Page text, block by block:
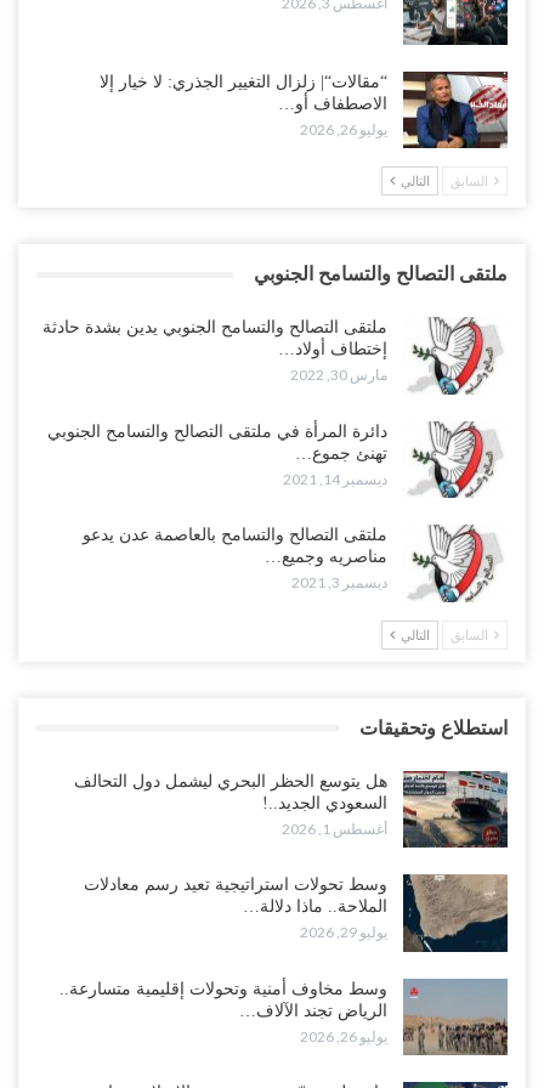
“مقالات“| زلزال التغيير الجذري: لا خيار إلا
الاصطفاف أو…
يوليو 26, 2026
السابق التالي
ملتقى التصالح والتسامح الجنوبي
ملتقى التصالح والتسامح الجنوبي يدين بشدة حادثة
إختطاف أولاد…
مارس 30, 2022
دائرة المرأة في ملتقى التصالح والتسامح الجنوبي
تهنئ جموع…
ديسمبر 14, 2021
ملتقى التصالح والتسامح بالعاصمة عدن يدعو
مناصريه وجميع…
ديسمبر 3, 2021
السابق التالي
استطلاع وتحقيقات
هل يتوسع الحظر البحري ليشمل دول التحالف
السعودي الجديد..!
أغسطس 1, 2026
وسط تحولات استراتيجية تعيد رسم معادلات
الملاحة.. ماذا دلالة…
يوليو 29, 2026
وسط مخاوف أمنية وتحولات إقليمية متسارعة..
الرياض تجند الآلاف…
يوليو 26, 2026